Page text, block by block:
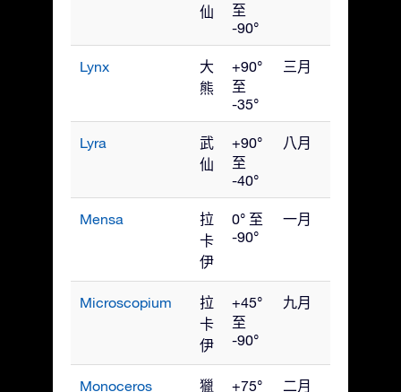
仙
至
-90°
Lynx
大
熊
+90°
至
-35°
三月
Lyra
武
仙
+90°
至
-40°
八月
Mensa
拉
卡
伊
0° 至
-90°
一月
Microscopium
拉
卡
伊
+45°
至
-90°
九月
Monoceros
獵
+75°
二月